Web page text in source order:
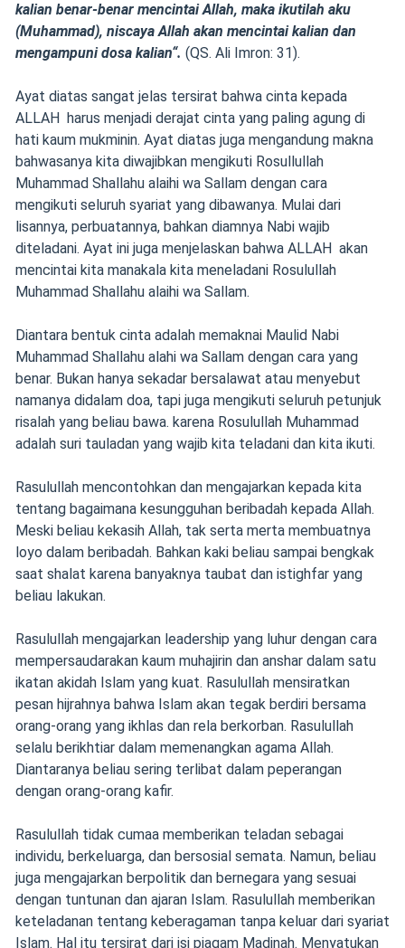
kalian benar-benar mencintai Allah, maka ikutilah aku
(Muhammad), niscaya Allah akan mencintai kalian dan
mengampuni dosa kalian“. (QS. Ali Imron: 31).
Ayat diatas sangat jelas tersirat bahwa cinta kepada
ALLAH harus menjadi derajat cinta yang paling agung di
hati kaum mukminin. Ayat diatas juga mengandung makna
bahwasanya kita diwajibkan mengikuti Rosullullah
Muhammad Shallahu alaihi wa Sallam dengan cara
mengikuti seluruh syariat yang dibawanya. Mulai dari
lisannya, perbuatannya, bahkan diamnya Nabi wajib
diteladani. Ayat ini juga menjelaskan bahwa ALLAH akan
mencintai kita manakala kita meneladani Rosulullah
Muhammad Shallahu alaihi wa Sallam.
Diantara bentuk cinta adalah memaknai Maulid Nabi
Muhammad Shallahu alahi wa Sallam dengan cara yang
benar. Bukan hanya sekadar bersalawat atau menyebut
namanya didalam doa, tapi juga mengikuti seluruh petunjuk
risalah yang beliau bawa. karena Rosulullah Muhammad
adalah suri tauladan yang wajib kita teladani dan kita ikuti.
Rasulullah mencontohkan dan mengajarkan kepada kita
tentang bagaimana kesungguhan beribadah kepada Allah.
Meski beliau kekasih Allah, tak serta merta membuatnya
loyo dalam beribadah. Bahkan kaki beliau sampai bengkak
saat shalat karena banyaknya taubat dan istighfar yang
beliau lakukan.
Rasulullah mengajarkan leadership yang luhur dengan cara
mempersaudarakan kaum muhajirin dan anshar dalam satu
ikatan akidah Islam yang kuat. Rasulullah mensiratkan
pesan hijrahnya bahwa Islam akan tegak berdiri bersama
orang-orang yang ikhlas dan rela berkorban. Rasulullah
selalu berikhtiar dalam memenangkan agama Allah.
Diantaranya beliau sering terlibat dalam peperangan
dengan orang-orang kafir.
Rasulullah tidak cumaa memberikan teladan sebagai
individu, berkeluarga, dan bersosial semata. Namun, beliau
juga mengajarkan berpolitik dan bernegara yang sesuai
dengan tuntunan dan ajaran Islam. Rasulullah memberikan
keteladanan tentang keberagaman tanpa keluar dari syariat
Islam. Hal itu tersirat dari isi piagam Madinah. Menyatukan